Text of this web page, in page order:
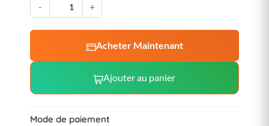
- +
Acheter Maintenant
Ajouter au panier
Mode de paiement